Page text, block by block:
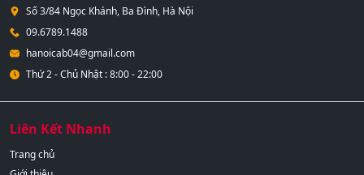
Số 3/84 Ngọc Khánh, Ba Đình, Hà Nội
09.6789.1488
hanoicab04@gmail.com
Thứ 2 - Chủ Nhật : 8:00 - 22:00
Liên Kết Nhanh
Trang chủ